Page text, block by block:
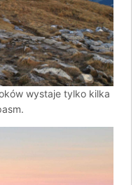
wystaje tylko kilka